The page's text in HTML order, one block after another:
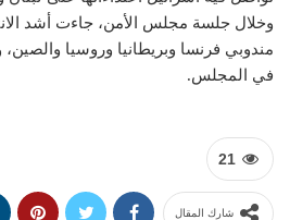
وخلال جلسة مجلس الأمن، جاءت أشد
مندوبي فرنسا وبريطانيا وروسيا
في المجلس.
21
شارك المقال